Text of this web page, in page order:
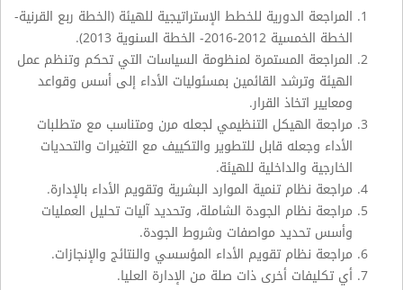
المراجعة الدورية للخطط الإستراتيجية للهيئة (الخطة ربع القرنية-
الخطة الخمسية 2012-2016- الخطة السنوية 2013).
المراجعة المستمرة لمنظومة السياسات التي تحكم وتنظم عمل
الهيئة وترشد القائمين بمسئوليات الأداء إلى أسس وقواعد
ومعايير اتخاذ القرار.
مراجعة الهيكل التنظيمي لجعله مرن ومتناسب مع متطلبات
الأداء وجعله قابل للتطوير والتكييف مع التغيرات والتحديات
الخارجية والداخلية للهيئة.
مراجعة نظام تنمية الموارد البشرية وتقويم الأداء بالإدارة.
مراجعة نظام الجودة الشاملة، وتحديد آليات تحليل العمليات
وأسس تحديد مواصفات وشروط الجودة.
مراجعة نظام تقويم الأداء المؤسسي والنتائج والإنجازات.
أي تكليفات أخرى ذات صلة من الإدارة العليا.